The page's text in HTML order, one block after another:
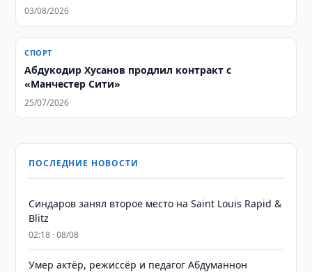
03/08/2026
СПОРТ
Абдукодир Хусанов продлил контракт с
«Манчестер Сити»
25/07/2026
ПОСЛЕДНИЕ НОВОСТИ
Синдаров занял второе место на Saint Louis Rapid &
Blitz
02:18 · 08/08
Умер актёр, режиссёр и педагог Абдуманнон